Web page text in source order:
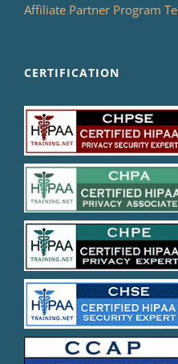
Affiliate Partner Program
CERTIFICATION